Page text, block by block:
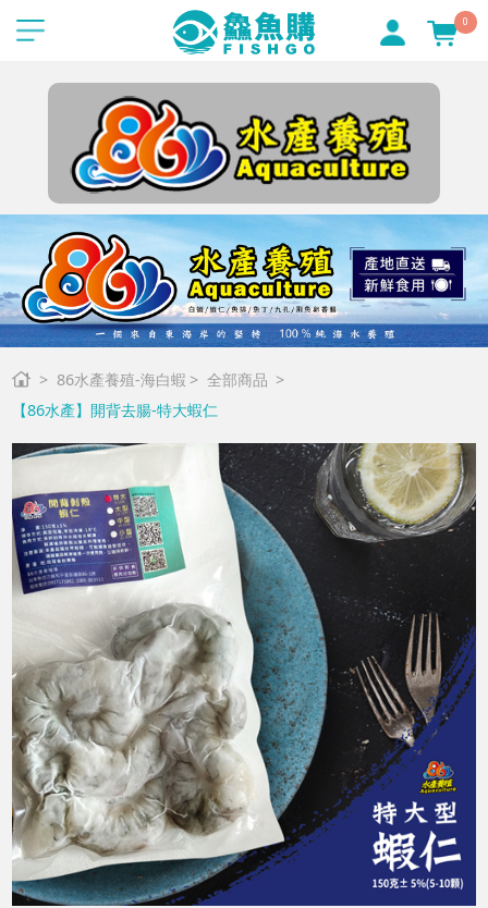
0
86水產養殖-海白蝦
全部商品
【86水產】開背去腸-特大蝦仁